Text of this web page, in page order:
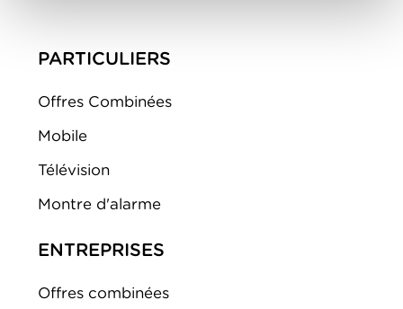
PARTICULIERS
Offres Combinées
Mobile
Télévision
Montre d'alarme
ENTREPRISES
Offres combinées